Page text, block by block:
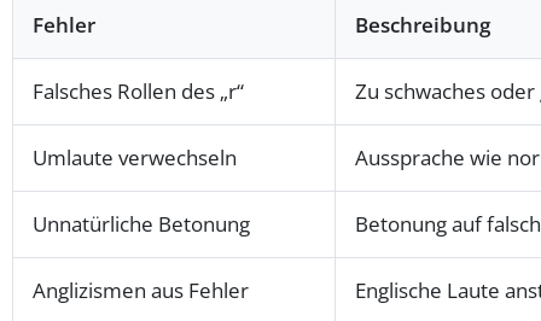
Fehler Beschreibung
Falsches Rollen des „r“ Zu schwaches
Umlaute verwechseln Aussprache wie
Unnatürliche Betonung Betonung auf
Anglizismen aus Fehler Englische Laute